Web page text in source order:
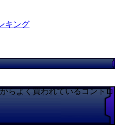
キング
らよく買われているコントロ